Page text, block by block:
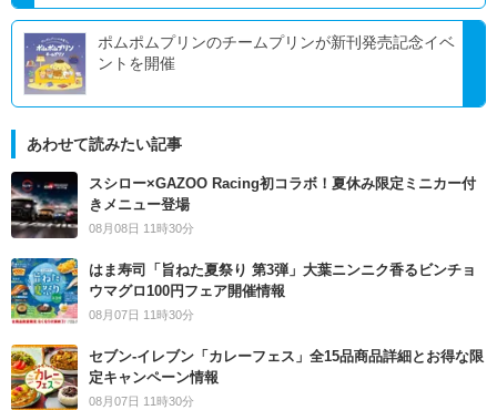
ポムポムプリンのチームプリンが新刊発売記念イベ
ントを開催
あわせて読みたい記事
スシロー×GAZOO Racing初コラボ！夏休み限定ミニカー付
きメニュー登場
08月08日 11時30分
はま寿司「旨ねた夏祭り 第3弾」大葉ニンニク香るビンチョ
ウマグロ100円フェア開催情報
08月07日 11時30分
セブン‐イレブン「カレーフェス」全15品商品詳細とお得な限
定キャンペーン情報
08月07日 11時30分